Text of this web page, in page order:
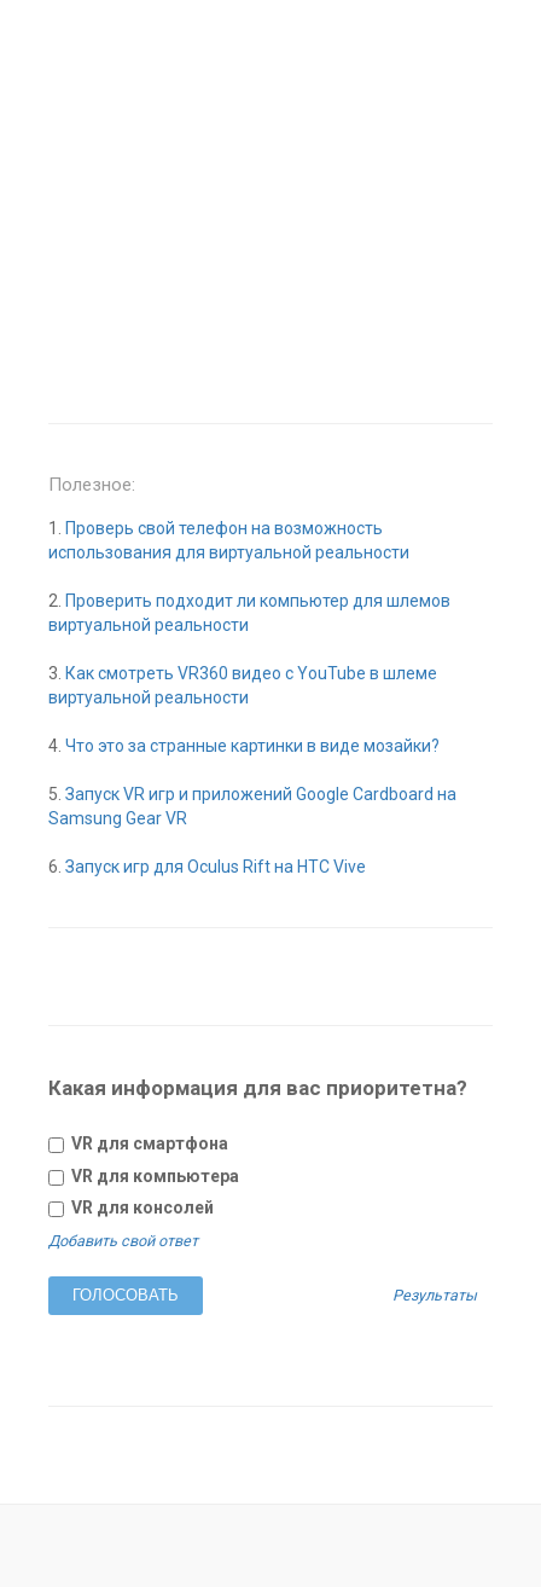
Полезное:
1.
Проверь свой телефон на возможность
использования для виртуальной реальности
2. Проверить подходит ли компьютер для шлемов
виртуальной реальности
3. Как смотреть VR360 видео с YouTube в шлеме
виртуальной реальности
4. Что это за странные картинки в виде мозайки?
5. Запуск VR игр и приложений Google Cardboard на
Samsung Gear VR
6. Запуск игр для Oculus Rift на HTC Vive
Какая информация для вас приоритетна?
VR для смартфона
VR для компьютера
VR для консолей
Добавить свой ответ
Результаты